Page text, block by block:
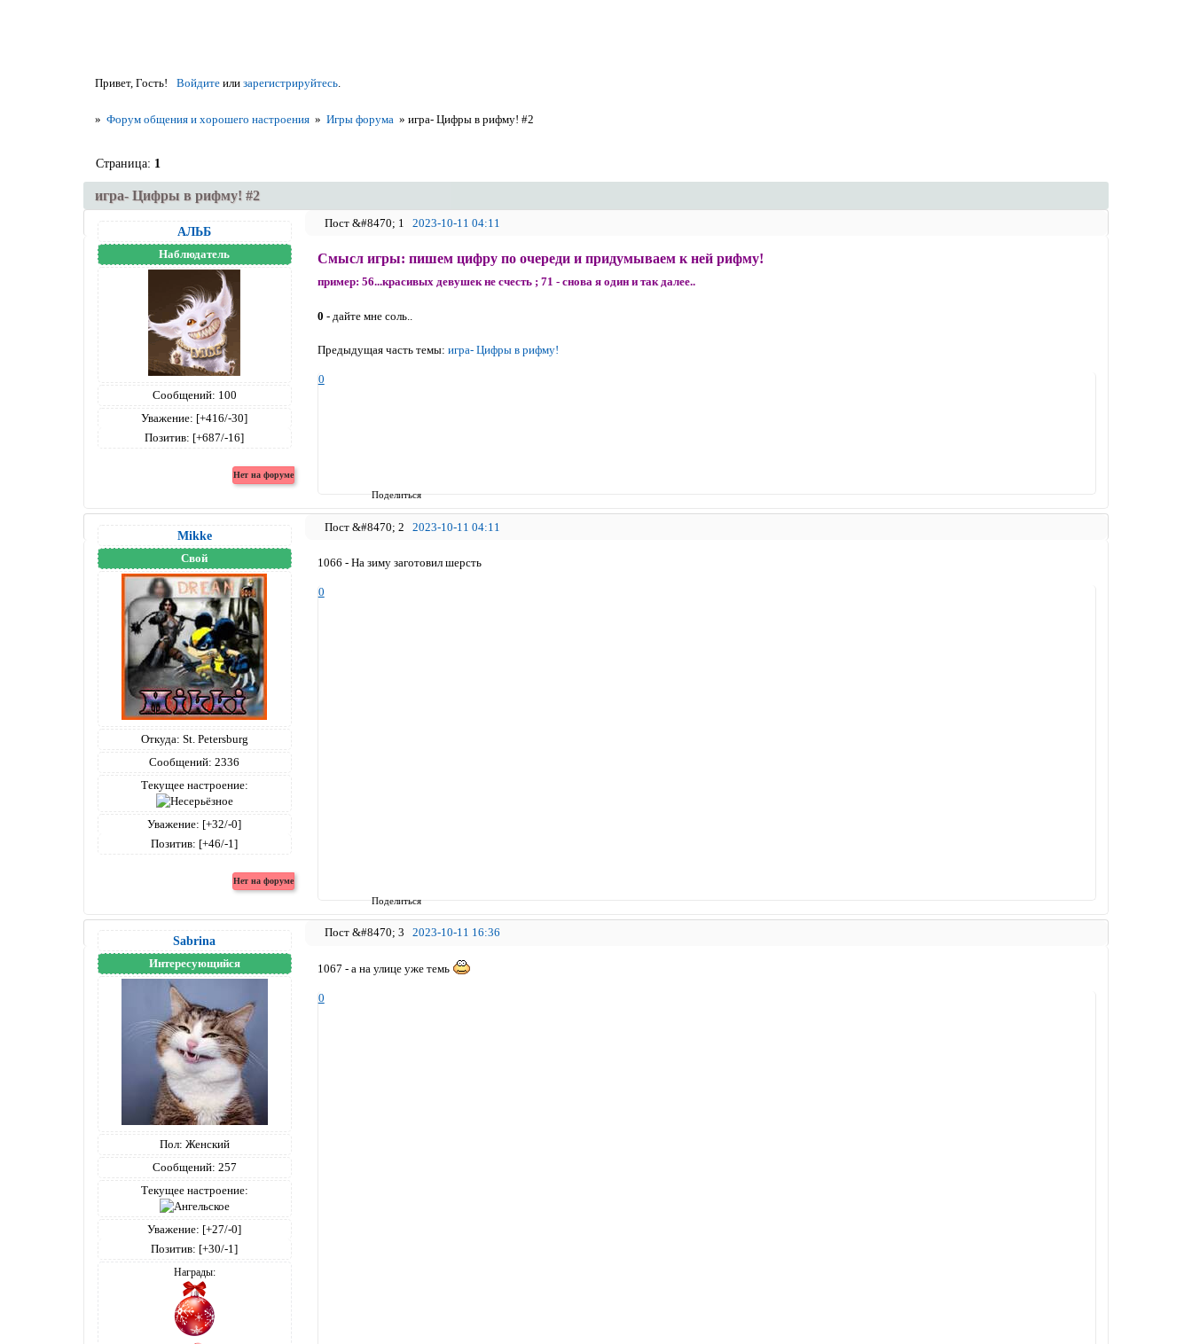
Привет, Гость! Войдитеили зарегистрируйтесь.
» Форум общения и хорошего настроения » Игры форума »игра- Цифры в рифму! #2
игра- Цифры в рифму! #2
Страница: 1
Поделиться
1 2023-10-11 04:11
АЛЬБ
Наблюдатель
Сообщений: 100
Уважение: [+416/-30]
Позитив: [+687/-16]
Смысл игры: пишем цифру по очереди и придумываем к ней рифму!
пример: 56...красивых девушек не счесть ; 71 - снова я один и так далее..
0 - дайте мне соль..
Предыдущая часть темы: игра- Цифры в рифму!
0
Поделиться
2 2023-10-11 04:11
Mikke
Свой
Откуда: St. Petersburg
Сообщений: 2336
Текущее настроение:
Уважение: [+32/-0]
Позитив: [+46/-1]
1066 - На зиму заготовил шерсть
0
3 2023-10-11 16:36
Sabrina
Интересующийся
Пол: Женский
Сообщений: 257
Текущее настроение:
Уважение: [+27/-0]
Позитив: [+30/-1]
Награды:
1067 - а на улице уже темь
0